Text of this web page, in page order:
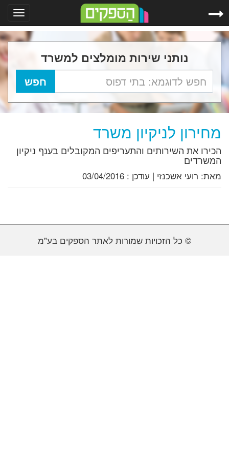
נותני שירות מומלצים למשרד
מחירון לניקיון משרד
הכירו את השירותים והתעריפים המקובלים בענף ניקיון
המשרדים
מאת: רועי אשכנזי | עודכן : 03/04/2016
© כל הזכויות שמורות לאתר הספקים בע"מ